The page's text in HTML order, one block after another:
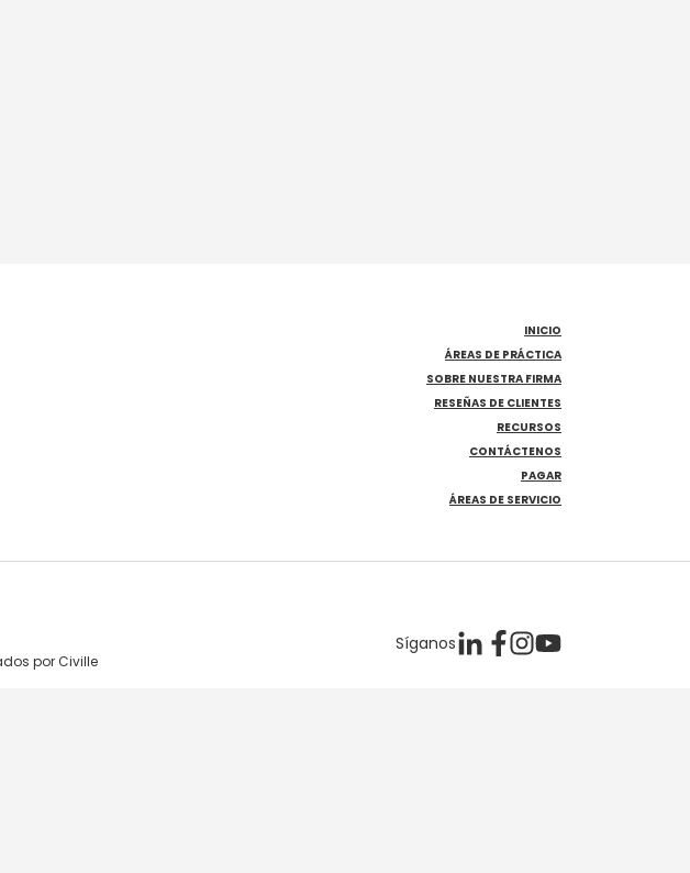
INICIO
ÁREAS DE PRÁCTICA
SOBRE NUESTRA FIRMA
RESEÑAS DE CLIENTES
RECURSOS
CONTÁCTENOS
PAGAR
ÁREAS DE SERVICIO
por Civille
Síganos